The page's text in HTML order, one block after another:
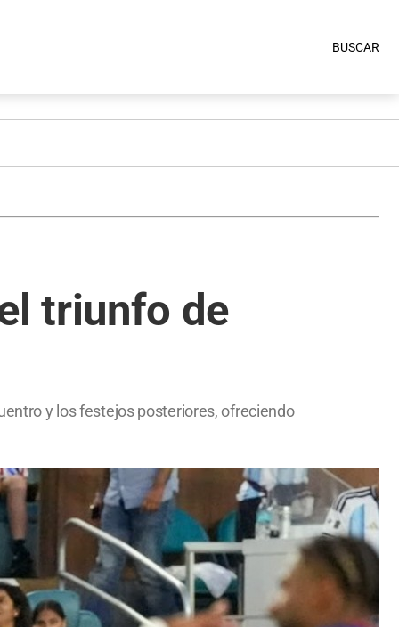
BUSCAR
triunfo de
y los festejos posteriores, ofreciendo